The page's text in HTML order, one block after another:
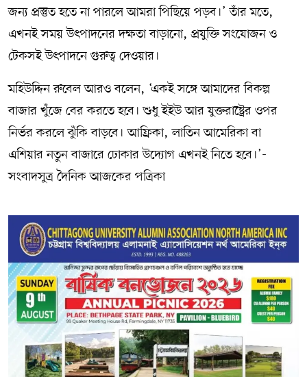
জন্য প্রস্তুত হতে না পারলে আমরা পিছিয়ে পড়ব।’ তাঁর মতে,
এখনই সময় উৎপাদনের দক্ষতা বাড়ানো, প্রযুক্তি সংযোজন ও
টেকসই উৎপাদনে গুরুত্ব দেওয়ার।
মহিউদ্দিন রুবেল আরও বলেন, ‘একই সঙ্গে আমাদের বিকল্প
বাজার খুঁজে বের করতে হবে। শুধু ইইউ আর যুক্তরাষ্ট্রের ওপর
নির্ভর করলে ঝুঁকি বাড়বে। আফ্রিকা, লাতিন আমেরিকা বা
এশিয়ার নতুন বাজারে ঢোকার উদ্যোগ এখনই নিতে হবে।’-
সংবাদসুত্র দৈনিক আজকের পত্রিকা